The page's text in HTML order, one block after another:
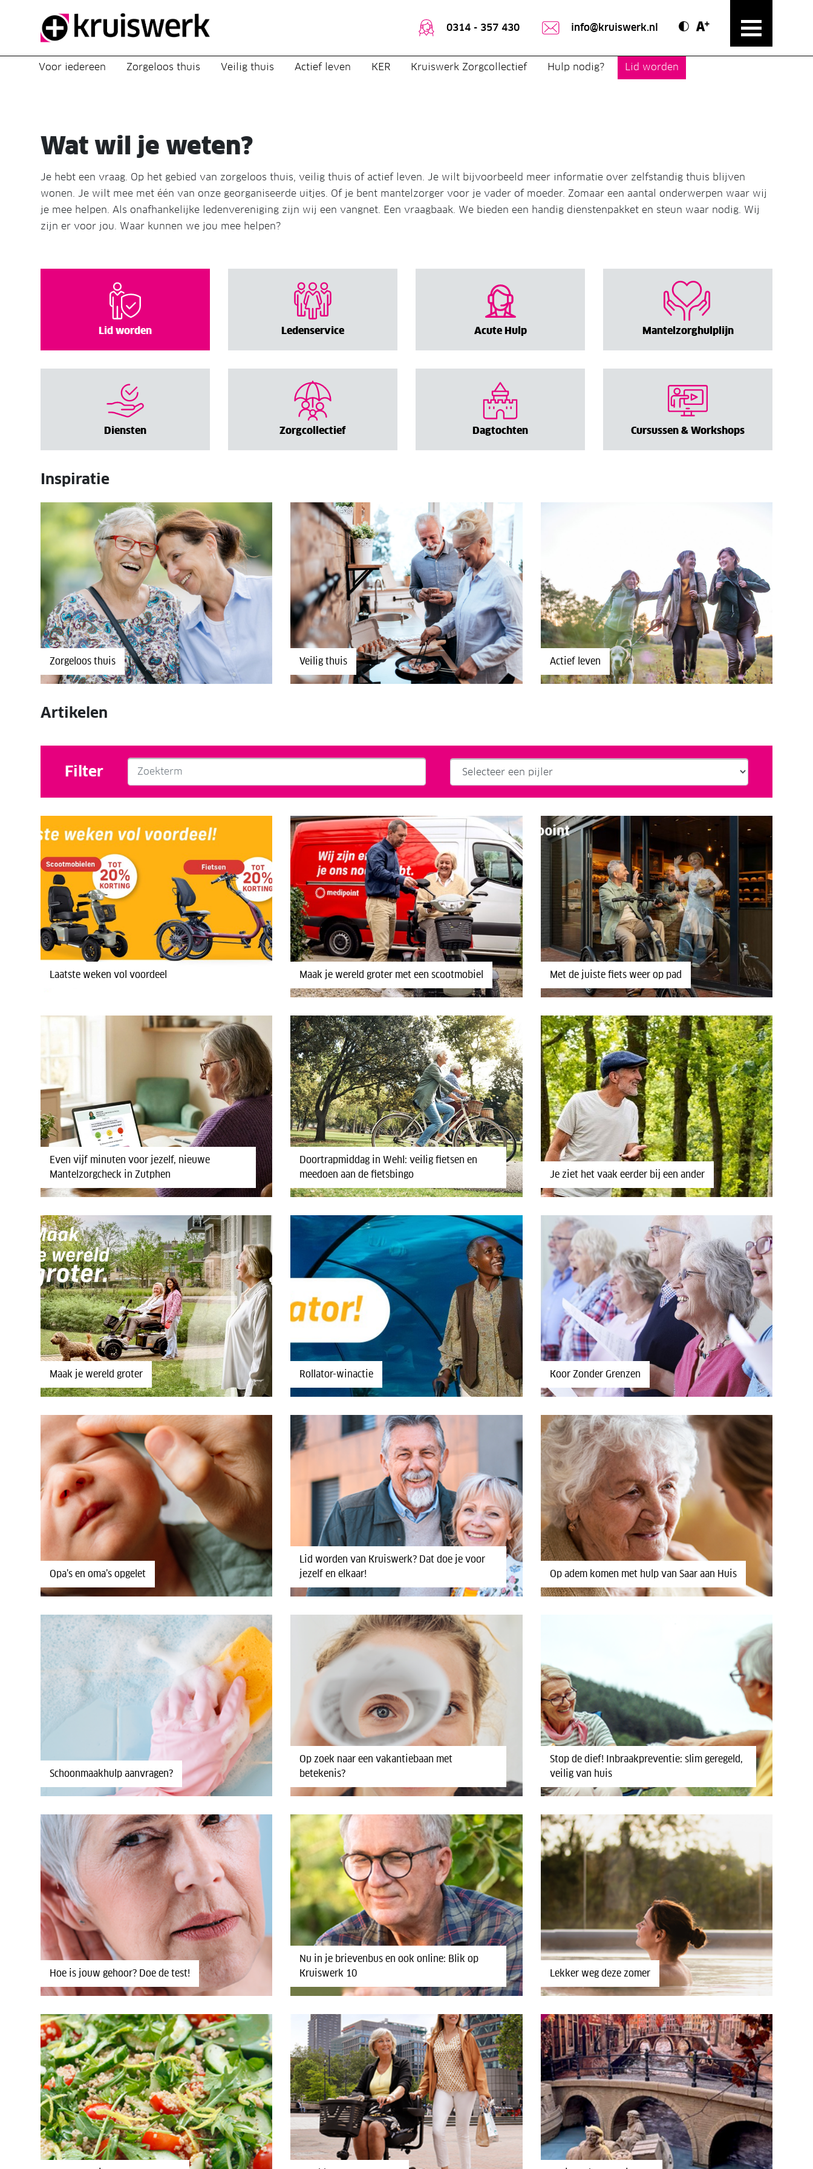
Direct door naar content 0314 - 357 430 info@kruiswerk.nl Contrast modus
Text vergroten
Voor iedereen Zorgeloos thuis Veilig thuis Actief leven KER Kruiswerk Zorgcollectief Hulp nodig? Lid worden
Wat wil je weten?
Je hebt een vraag. Op het gebied van zorgeloos thuis, veilig thuis of actief leven. Je wilt bijvoorbeeld meer informatie over zelfstandig thuis blijven
wonen. Je wilt mee met één van onze georganiseerde uitjes. Of je bent mantelzorger voor je vader of moeder. Zomaar een aantal onderwerpen waar wij
je mee helpen. Als onafhankelijke ledenvereniging zijn wij een vangnet. Een vraagbaak. We bieden een handig dienstenpakket en steun waar nodig. Wij
zijn er voor jou. Waar kunnen we jou mee helpen?
Lid worden Ledenservice Acute Hulp Mantelzorghulplijn
Diensten Zorgcollectief Dagtochten Cursussen & Workshops
Inspiratie
Zorgeloos thuis Veilig thuis Actief leven
Artikelen
Filter
Laatste weken vol voordeel Maak je wereld groter met een scootmobiel Met de juiste fiets weer op pad
Even vijf minuten voor jezelf, nieuwe
Mantelzorgcheck in Zutphen
Doortrapmiddag in Wehl: veilig fietsen en
meedoen aan de fietsbingo
Je ziet het vaak eerder bij een ander
Maak je wereld groter Rollator-winactie Koor Zonder Grenzen
Opa’s en oma’s opgelet
Lid worden van Kruiswerk? Dat doe je voor
jezelf en elkaar!
Op adem komen met hulp van Saar aan Huis
Schoonmaakhulp aanvragen?
Op zoek naar een vakantiebaan met
betekenis?
Stop de dief! Inbraakpreventie: slim geregeld,
veilig van huis
Hoe is jouw gehoor? Doe de test!
Nu in je brievenbus en ook online: Blik op
Kruiswerk 10
Lekker weg deze zomer